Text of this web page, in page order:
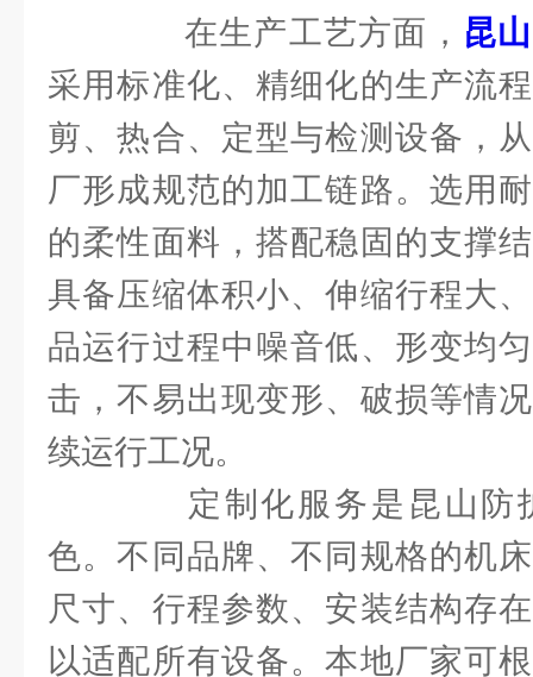
在生产工艺方面， 昆
采用标准化、精细化的生产流
剪、热合、定型与检测设备，
厂形成规范的加工链路。选用
的柔性面料，搭配稳固的支撑
具备压缩体积小、伸缩行程大
品运行过程中噪音低、形变均
击，不易出现变形、破损等情
续运行工况。
定制化服务是昆山防
色。不同品牌、不同规格的机
尺寸、行程参数、安装结构存
以适配所有设备。本地厂家可